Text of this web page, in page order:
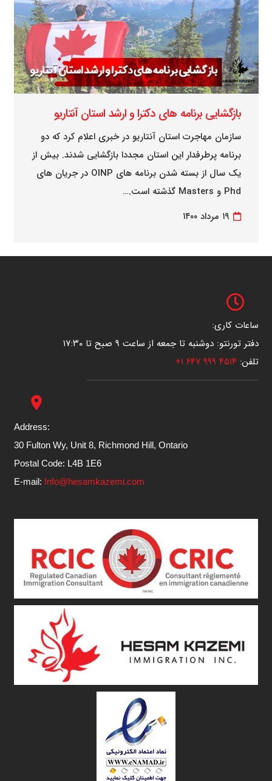
بازگشایی برنامه های دکترا و ارشد استان آنتاریو
سازمان مهاجرت استان آنتاریو در خبری اعلام کرد که دو
برنامه پرطرفدار این استان مجددا بازگشایی شدند. بیش از
یک سال از بسته شدن برنامه های OINP در جریان های
Phd و Masters گذشته است.…
۱۹ مرداد ۱۴۰۰
ساعات کاری:
دفتر تورنتو: دوشنبه تا جمعه از ساعت ۹ صبح تا ۱۷:۳۰
تلفن:۴۵۱۴ ۹۹۹ ۶۴۷ ۱+
place
Address:
30 Fulton Wy, Unit 8, Richmond Hill, Ontario
Postal Code: L4B 1E6
E-mail: Info@hesamkazemi.com